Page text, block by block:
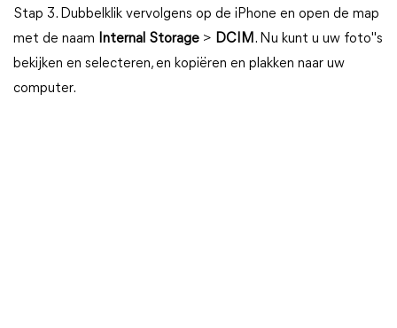
Stap 3. Dubbelklik vervolgens op de iPhone en open de map
met de naam
Internal Storage > DCIM . Nu kunt u uw foto"s
bekijken en selecteren, en kopiëren en plakken naar uw
computer.